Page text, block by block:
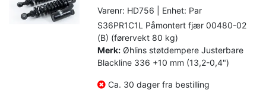
Varenr: HD756 | Enhet: Par
S36PR1C1L Påmontert fjær 00480-02
(B) (førervekt 80 kg)
Merk: Øhlins støtdempere Justerbare
Blackline 336 +10 mm (13,2-0,4")
Ca. 30 dager fra bestilling